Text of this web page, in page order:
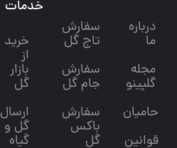
درباره
ما
مجله
گلپینو
حامیان
قوانین
سفارش
تاج گل
سفارش
جام گل
سفارش
باکس
گل
خدمات
خرید
از
بازار
گل
ارسال
گل و
گیاه